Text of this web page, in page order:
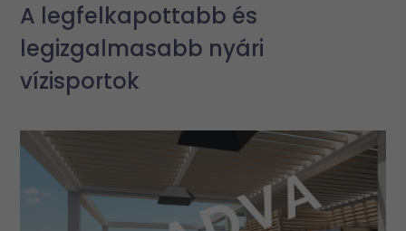
A legfelkapottabb és
legizgalmasabb nyári
vízisportok